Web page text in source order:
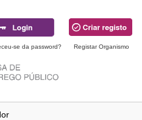
se da password? Registar Organismo